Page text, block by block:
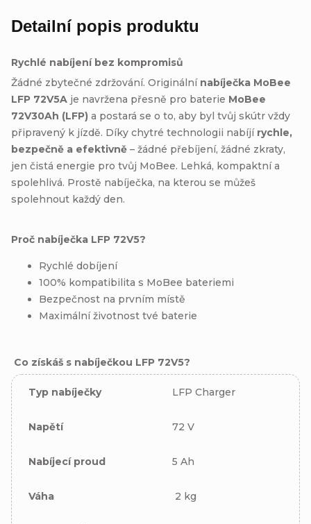
Detailní popis produktu
Rychlé nabíjení bez kompromisů
Žádné zbytečné zdržování. Originální nabíječka MoBee
LFP 72V5A je navržena přesně pro baterie MoBee
72V30Ah (LFP) a postará se o to, aby byl tvůj skútr vždy
připravený k jízdě. Díky chytré technologii nabíjí rychle,
bezpečně a efektivně – žádné přebíjení, žádné zkraty,
jen čistá energie pro tvůj MoBee. Lehká, kompaktní a
spolehlivá. Prostě nabíječka, na kterou se můžeš
spolehnout každý den.
Proč nabíječka LFP 72V5?
Rychlé dobíjení
100% kompatibilita s MoBee bateriemi
Bezpečnost na prvním místě
Maximální životnost tvé baterie
Co získáš s nabíječkou LFP 72V5?
Typ nabíječky LFP Charger
Napětí 72 V
Nabíjecí proud 5 Ah
Váha 2 kg